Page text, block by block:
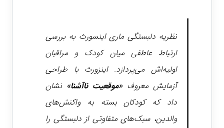
نظریه دلبستگی ماری اینسورث به بررسی
ارتباط عاطفی میان کودک و مراقبان
اولیه‌اش می‌پردازد. اینزورث با طراحی
آزمایش معروف«موقعیت ناآشنا» نشان
داد که کودکان بسته به واکنش‌های
والدین، سبک‌های متفاوتی از دلبستگی را